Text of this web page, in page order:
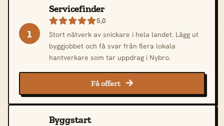
1
Servicefinder
5,0
Stort nätverk av snickare i hela landet. Lägg ut
byggjobbet och få svar från flera lokala
hantverkare som tar uppdrag i Nybro.
Få offert 
Byggstart